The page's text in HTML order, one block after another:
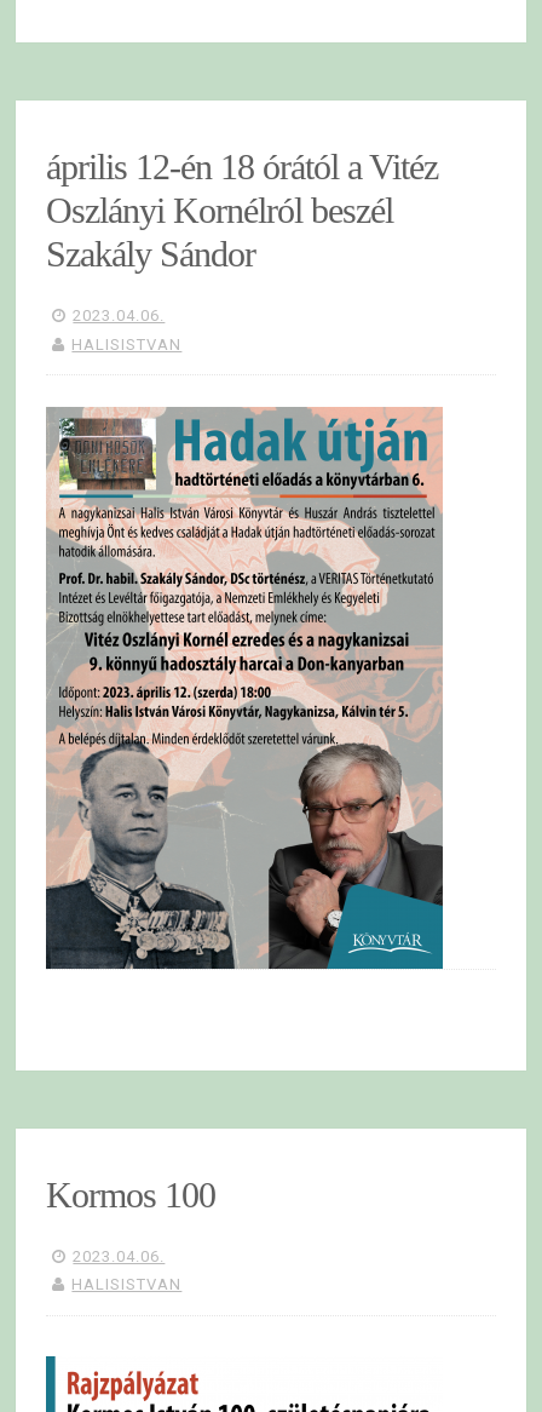
április 12-én 18 órától a Vitéz
Oszlányi Kornélról beszél
Szakály Sándor
2023.04.06.
HALISISTVAN
Kormos 100
2023.04.06.
HALISISTVAN